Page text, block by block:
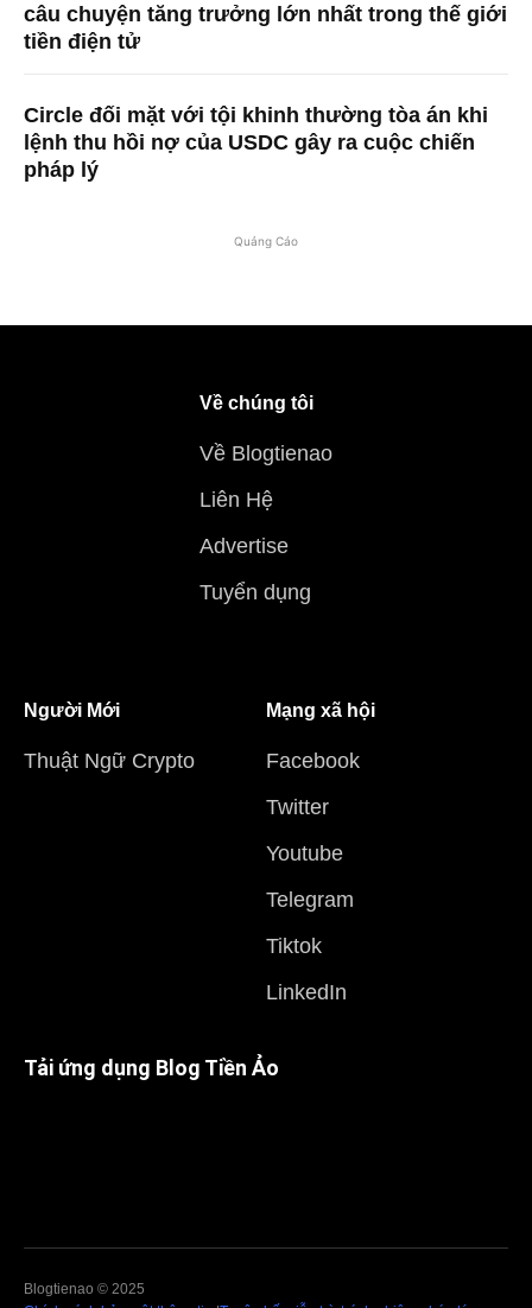
câu chuyện tăng trưởng lớn nhất trong thế giới
tiền điện tử
Circle đối mặt với tội khinh thường tòa án khi
lệnh thu hồi nợ của USDC gây ra cuộc chiến
pháp lý
Quảng Cáo
Về chúng tôi
Về Blogtienao
Liên Hệ
Advertise
Tuyển dụng
Người Mới
Thuật Ngữ Crypto
Mạng xã hội
Facebook
Twitter
Youtube
Telegram
Tiktok
LinkedIn
Tải ứng dụng Blog Tiền Ảo
Blogtienao © 2025